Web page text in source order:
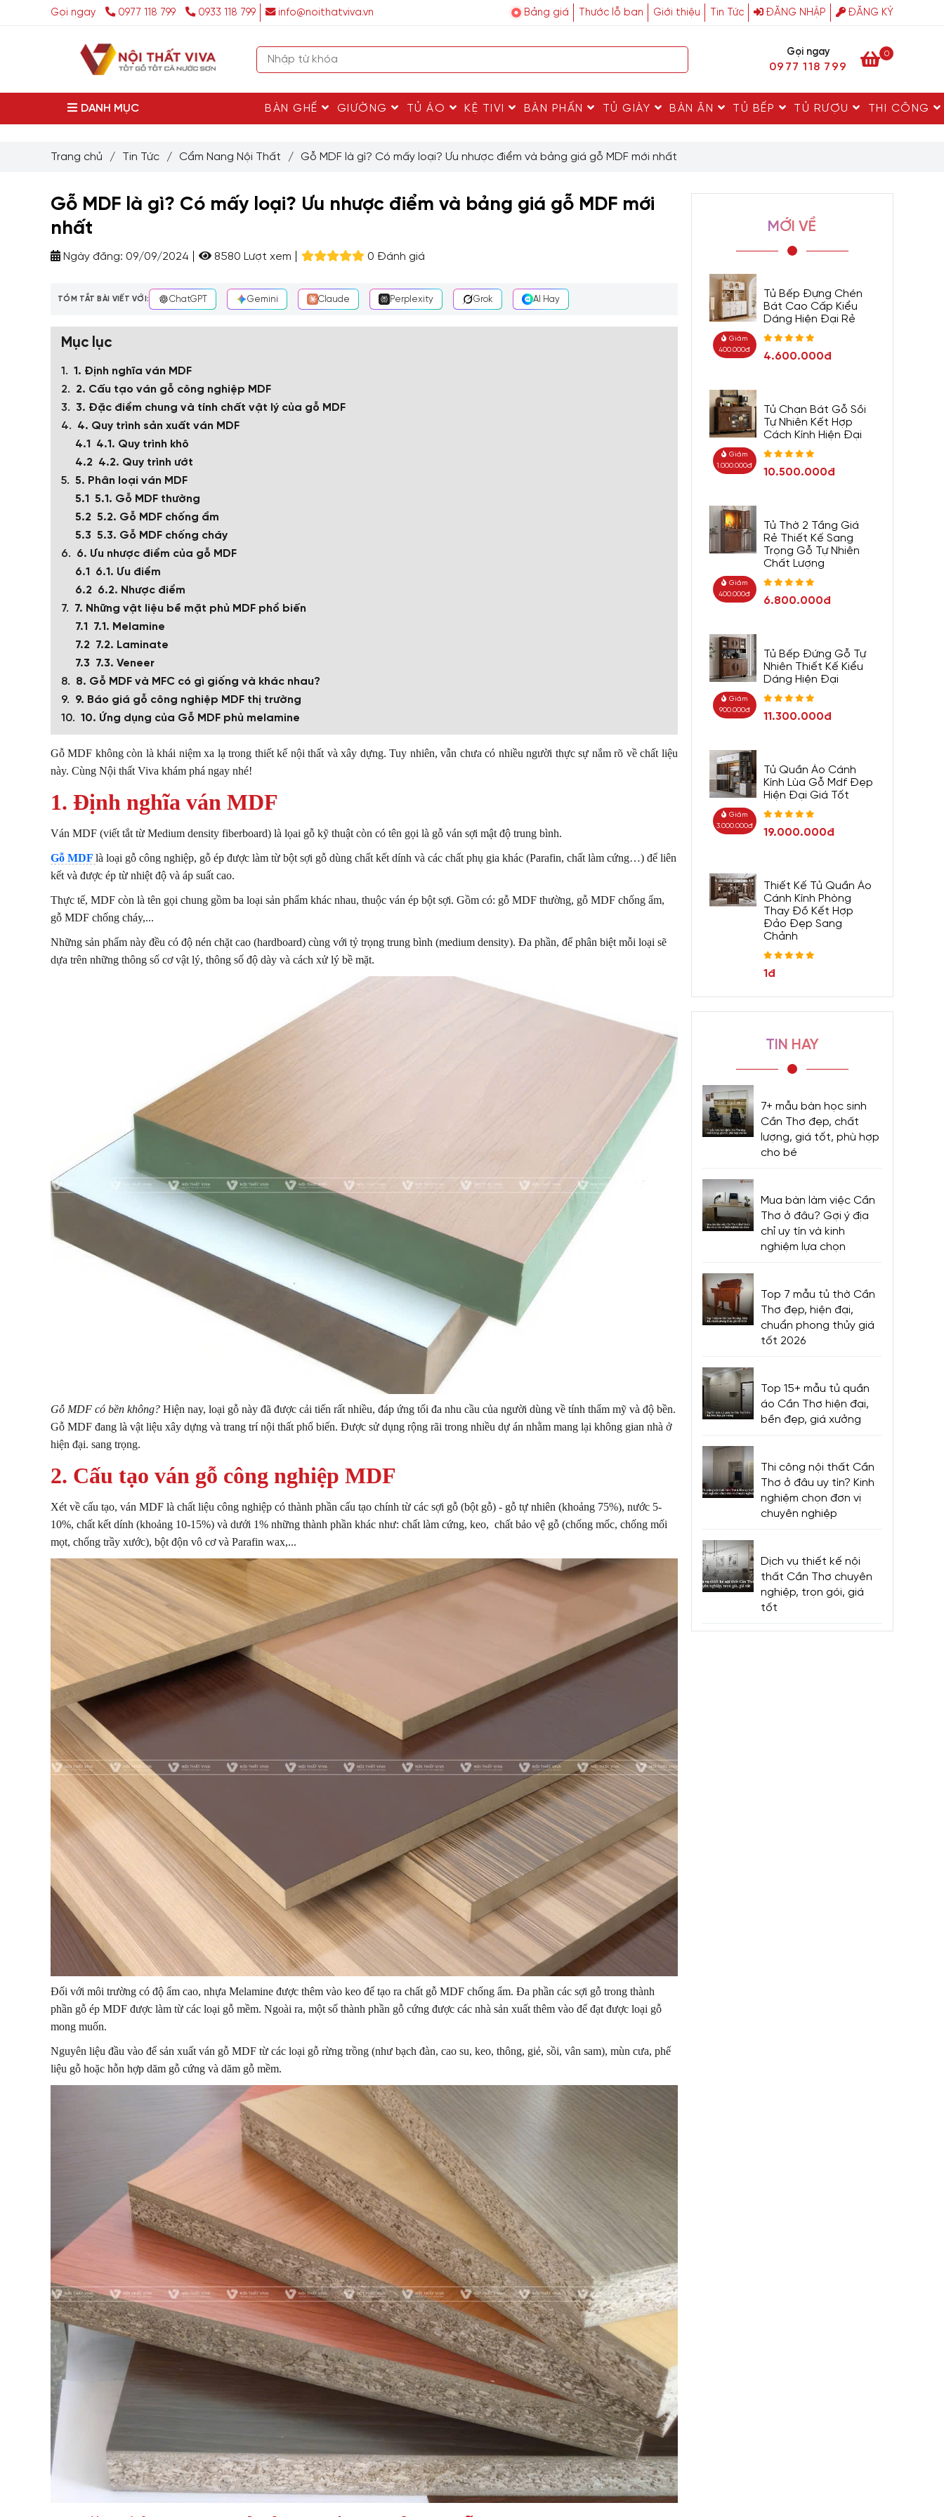
Gọi ngay 0977 118 799 0933 118 799 info@noithatviva.vn Bảng giá Thước lỗ ban Giới thiệu Tin Tức ĐĂNG NHẬP ĐĂNG KÝ
Gọi ngay
0977 118 799
0
DANH MỤC BÀN GHẾ GIƯỜNG TỦ ÁO KỆ TIVI BÀN PHẤN TỦ GIÀY BÀN ĂN TỦ BẾP TỦ RƯỢU THI CÔNG
Trang chủ / Tin Tức / Cẩm Nang Nội Thất / Gỗ MDF là gì? Có mấy loại? Ưu nhược điểm và bảng giá gỗ MDF mới nhất
Gỗ MDF là gì? Có mấy loại? Ưu nhược điểm và bảng giá gỗ MDF mới
nhất
Ngày đăng: 09/09/2024 8580 Lượt xem 0 Đánh giá
TÓM TẮT BÀI VIẾT VỚI: ChatGPT Gemini Claude Perplexity Grok AI Hay
Mục lục
1. Định nghĩa ván MDF
2. Cấu tạo ván gỗ công nghiệp MDF
3. Đặc điểm chung và tính chất vật lý của gỗ MDF
4. Quy trình sản xuất ván MDF
4.1. Quy trình khô
4.2. Quy trình ướt
5. Phân loại ván MDF
5.1. Gỗ MDF thường
5.2. Gỗ MDF chống ẩm
5.3. Gỗ MDF chống cháy
6. Ưu nhược điểm của gỗ MDF
6.1. Ưu điểm
6.2. Nhược điểm
7. Những vật liệu bề mặt phủ MDF phổ biến
7.1. Melamine
7.2. Laminate
7.3. Veneer
8. Gỗ MDF và MFC có gì giống và khác nhau?
9. Báo giá gỗ công nghiệp MDF thị trường
10. Ứng dụng của Gỗ MDF phủ melamine
Gỗ MDF không còn là khái niệm xa lạ trong thiết kế nội thất và xây dựng. Tuy nhiên, vẫn chưa có nhiều người thực sự nắm rõ về chất liệu
này. Cùng Nội thất Viva khám phá ngay nhé!
1. Định nghĩa ván MDF
Ván MDF (viết tắt từ Medium density fiberboard) là lọai gỗ kỹ thuật còn có tên gọi là gỗ ván sợi mật độ trung bình.
Gỗ MDF là loại gỗ công nghiệp, gỗ ép được làm từ bột sợi gỗ dùng chất kết dính và các chất phụ gia khác (Parafin, chất làm cứng…) để liên
kết và được ép từ nhiệt độ và áp suất cao.
Thực tế, MDF còn là tên gọi chung gồm ba loại sản phẩm khác nhau, thuộc ván ép bột sợi. Gồm có: gỗ MDF thường, gỗ MDF chống ẩm,
gỗ MDF chống cháy,...
Những sản phẩm này đều có độ nén chặt cao (hardboard) cùng với tỷ trọng trung bình (medium density). Đa phần, để phân biệt mỗi loại sẽ
dựa trên những thông số cơ vật lý, thông số độ dày và cách xử lý bề mặt.
Gỗ MDF có bền không? Hiện nay, loại gỗ này đã được cải tiến rất nhiều, đáp ứng tối đa nhu cầu của người dùng về tính thẩm mỹ và độ bền.
Gỗ MDF đang là vật liệu xây dựng và trang trí nội thất phổ biến. Được sử dụng rộng rãi trong nhiều dự án nhằm mang lại không gian nhà ở
hiện đại. sang trọng.
2. Cấu tạo ván gỗ công nghiệp MDF
Xét về cấu tạo, ván MDF là chất liệu công nghiệp có thành phần cấu tạo chính từ các sợi gỗ (bột gỗ) - gỗ tự nhiên (khoảng 75%), nước 5-
10%, chất kết dính (khoảng 10-15%) và dưới 1% những thành phần khác như: chất làm cứng, keo, chất bảo vệ gỗ (chống mốc, chống mối
mọt, chống trầy xước), bột độn vô cơ và Parafin wax,...
Đối với môi trường có độ ẩm cao, nhựa Melamine được thêm vào keo để tạo ra chất gỗ MDF chống ẩm. Đa phần các sợi gỗ trong thành
phần gỗ ép MDF được làm từ các loại gỗ mềm. Ngoài ra, một số thành phần gỗ cứng được các nhà sản xuất thêm vào để đạt được loại gỗ
mong muốn.
Nguyên liệu đầu vào để sản xuất ván gỗ MDF từ các loại gỗ rừng trồng (như bạch đàn, cao su, keo, thông, giẻ, sồi, vân sam), mùn cưa, phế
liệu gỗ hoặc hỗn hợp dăm gỗ cứng và dăm gỗ mềm.
MỚI VỀ
Giảm
400.000đ
Tủ Bếp Đựng Chén
Bát Cao Cấp Kiểu
Dáng Hiện Đại Rẻ
4.600.000đ
Giảm
1.000.000đ
Tủ Chạn Bát Gỗ Sồi
Tự Nhiên Kết Hợp
Cách Kính Hiện Đại
10.500.000đ
Giảm
400.000đ
Tủ Thờ 2 Tầng Giá
Rẻ Thiết Kế Sang
Trọng Gỗ Tự Nhiên
Chất Lượng
6.800.000đ
Giảm
900.000đ
Tủ Bếp Đứng Gỗ Tự
Nhiên Thiết Kế Kiểu
Dáng Hiện Đại
11.300.000đ
Giảm
3.000.000đ
Tủ Quần Áo Cánh
Kính Lùa Gỗ Mdf Đẹp
Hiện Đại Giá Tốt
19.000.000đ
Thiết Kế Tủ Quần Áo
Cánh Kính Phòng
Thay Đồ Kết Hợp
Đảo Đẹp Sang
Chảnh
1đ
TIN HAY
7+ mẫu bàn học sinh
Cần Thơ đẹp, chất
lượng, giá tốt, phù hợp
cho bé
Mua bàn làm việc Cần
Thơ ở đâu? Gợi ý địa
chỉ uy tín và kinh
nghiệm lựa chọn
Top 7 mẫu tủ thờ Cần
Thơ đẹp, hiện đại,
chuẩn phong thủy giá
tốt 2026
Top 15+ mẫu tủ quần
áo Cần Thơ hiện đại,
bền đẹp, giá xưởng
Thi công nội thất Cần
Thơ ở đâu uy tín? Kinh
nghiệm chọn đơn vị
chuyên nghiệp
Dịch vụ thiết kế nội
thất Cần Thơ chuyên
nghiệp, trọn gói, giá
tốt